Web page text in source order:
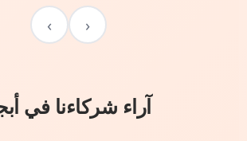
‹
›
آراء شركاءنا في